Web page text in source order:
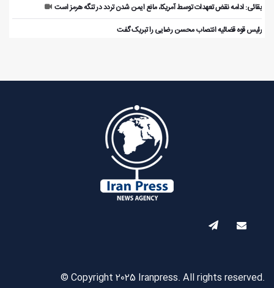
بقائی: ادامه نقض‌ تعهدات توسط آمریکا، مانع ایمن شدن تردد در تنگه هرمز است
رئیس قوه قضائیه انتصاب محسن رضایی را تبریک گفت
© Copyright 2025 Iranpress. All rights reserved.